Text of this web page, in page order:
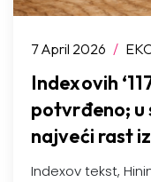
7 April 2026 /
Indexovih
potvrđeno; u
najveći rast
Indexov tekst,